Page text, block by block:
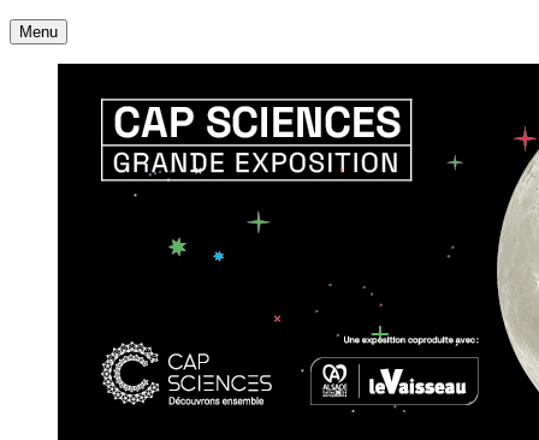
Accueil
Menu Contact